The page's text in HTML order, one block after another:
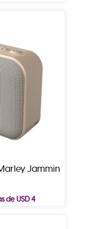
Jammin
de USD 4